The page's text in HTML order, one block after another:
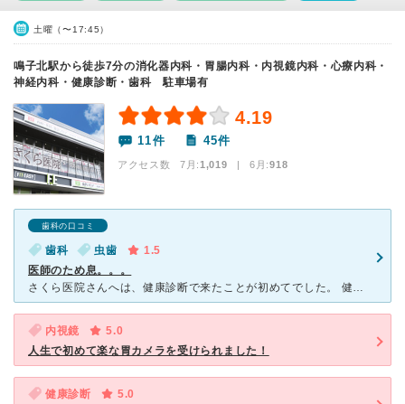
土曜（〜17:45）
鳴子北駅から徒歩7分の消化器内科・胃腸内科・内視鏡内科・心療内科・
神経内科・健康診断・歯科 駐車場有
4.19
11件 45件
アクセス数 7月:1,019 | 6月:918
歯科の口コミ
歯科 虫歯
1.5
医師のため息。。。
さくら医院さんへは、健康診断で来たことが初めてでした。 健診は丁寧に対応していただき、非常に満足し、次回もお願いしようと考えておりました。 同時期に歯の治療が必要となり歯科医院を調べていた
内視鏡
5.0
人生で初めて楽な胃カメラを受けられました！
健康診断
5.0